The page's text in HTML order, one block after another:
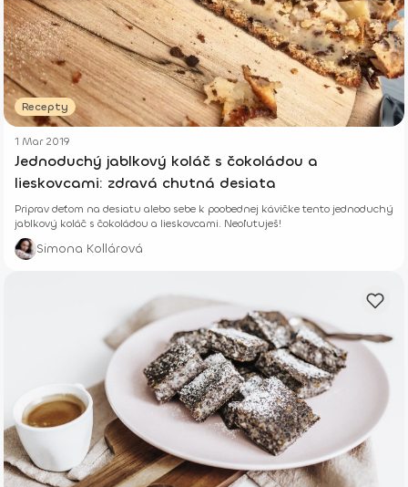
Recepty
1 Mar 2019
Jednoduchý jablkový koláč s čokoládou a
lieskovcami: zdravá chutná desiata
Priprav deťom na desiatu alebo sebe k poobednej kávičke tento jednoduchý
jablkový koláč s čokoládou a lieskovcami. Neoľutuješ!
Simona Kollárová